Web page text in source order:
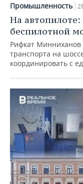
Промышленность
На автопилоте:
беспилотной
Рифкат Минниханов
транспорта на
координировать с